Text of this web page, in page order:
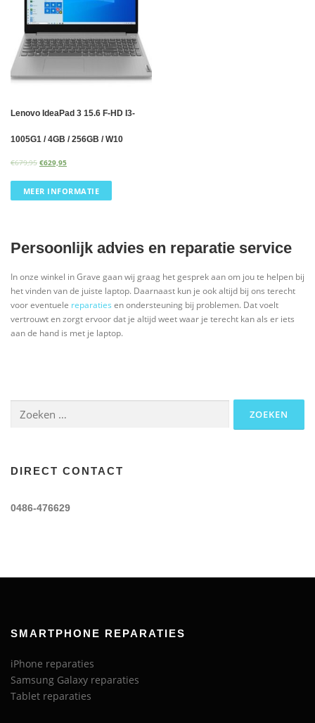
Lenovo IdeaPad 3 15.6 F-HD I3-
1005G1 / 4GB / 256GB / W10
€679,95 €629,95
MEER INFORMATIE
Persoonlijk advies en reparatie service
In onze winkel in Grave gaan wij graag het gesprek aan om jou te helpen bij
het vinden van de juiste laptop. Daarnaast kun je ook altijd bij ons terecht
voor eventuele reparaties en ondersteuning bij problemen. Dat voelt
vertrouwt en zorgt ervoor dat je altijd weet waar je terecht kan als er iets
aan de hand is met je laptop.
naar:
DIRECT CONTACT
0486-476629
SMARTPHONE REPARATIES
iPhone reparaties
Samsung Galaxy reparaties
Tablet reparaties